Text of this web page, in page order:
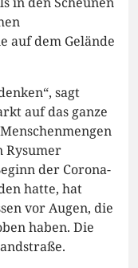
auf dem Gelände
sagt
auf das ganze
Rysumer
der Corona-
hatte, hat
vor Augen, die
haben. Die